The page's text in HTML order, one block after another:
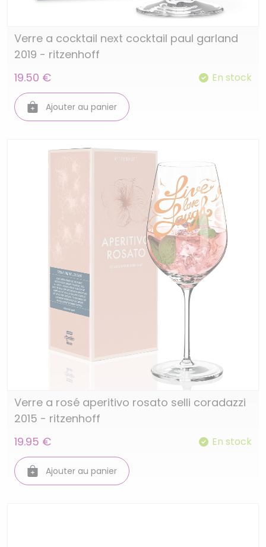
Verre a cocktail next cocktail paul garland
2019 - ritzenhoff
19.50 €
En stock
Ajouter au panier
Verre a rosé aperitivo rosato selli coradazzi
2015 - ritzenhoff
19.95 €
En stock
Ajouter au panier